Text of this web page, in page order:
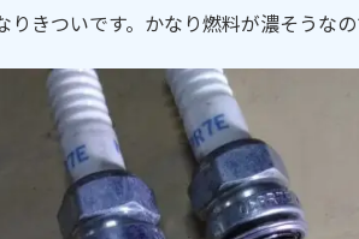
りきついです。かなり燃料が濃そうな